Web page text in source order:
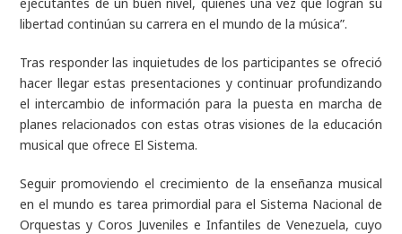
libertad continúan su carrera en el mundo de la música”.
Tras responder las inquietudes de los participantes se ofreció
hacer llegar estas presentaciones y continuar profundizando
el intercambio de información para la puesta en marcha de
planes relacionados con estas otras visiones de la educación
musical que ofrece El Sistema.
Seguir promoviendo el crecimiento de la enseñanza musical
en el mundo es tarea primordial para el Sistema Nacional de
Orquestas y Coros Juveniles e Infantiles de Venezuela, cuyo